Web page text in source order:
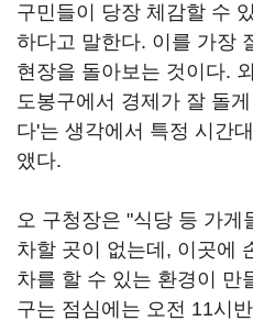
구민들이 당장 체감할 수
하다고 말한다. 이를 가장
현장을 돌아보는 것이다.
도봉구에서 경제가 잘 돌
다'는 생각에서 특정 시간
앴다.
오 구청장은 "식당 등 가게
차할 곳이 없는데, 이곳에
차를 할 수 있는 환경이 만
구는 점심에는 오전 11시